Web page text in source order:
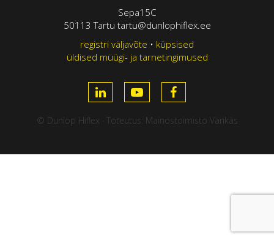
Sepa15C
50113 Tartu tartu@dunlophiflex.ee
registri väljavõte • küpsised
üldised müügi- ja tarnetingimused
© Dunlop Hiflex · Toteutus: Mainostoimisto Värikäs